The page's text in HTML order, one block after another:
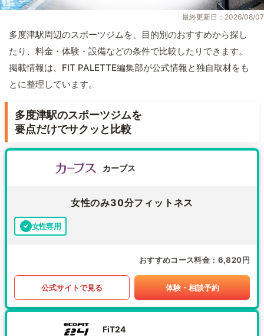
最終更新日：2026/08/07
多度津駅周辺のスポーツジムを、目的別のおすすめから探し
たり、料金・体験・設備などの条件で比較したりできます。
掲載情報は、FIT PALETTE編集部が公式情報と独自取材をも
とに整理しています。
多度津駅のスポーツジムを
要点だけでサクッと比較
カーブス
女性のみ30分フィットネス
女性専用
おすすめコース料金 6,820円
公式サイトで見る 体験・相談予約
FiT24